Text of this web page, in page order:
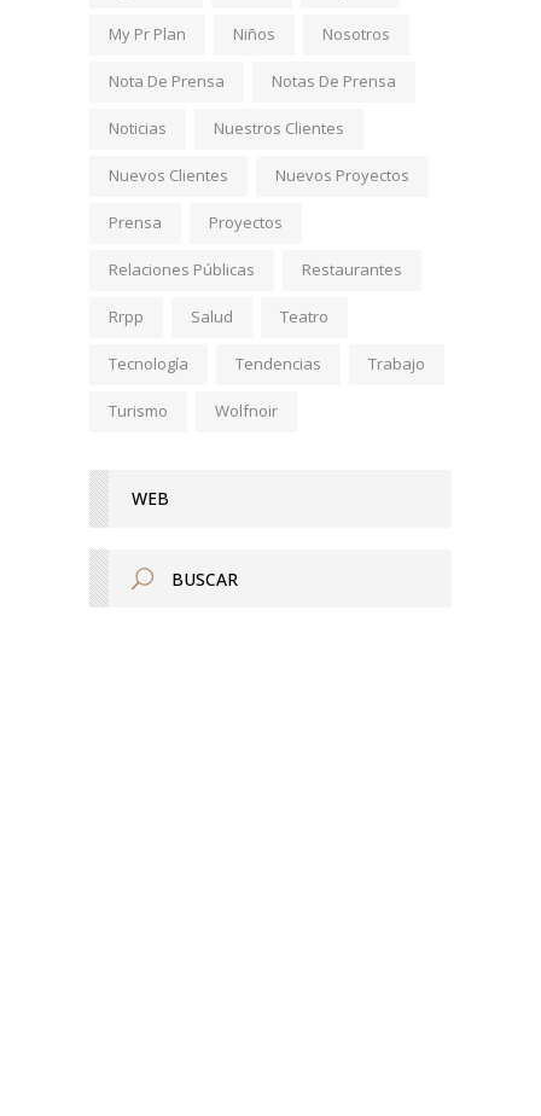
My Pr Plan Niños Nosotros
Nota De Prensa Notas De Prensa
Noticias Nuestros Clientes
Nuevos Clientes Nuevos Proyectos
Prensa Proyectos
Relaciones Públicas Restaurantes
Rrpp Salud Teatro
Tecnología Tendencias Trabajo
Turismo Wolfnoir
WEB